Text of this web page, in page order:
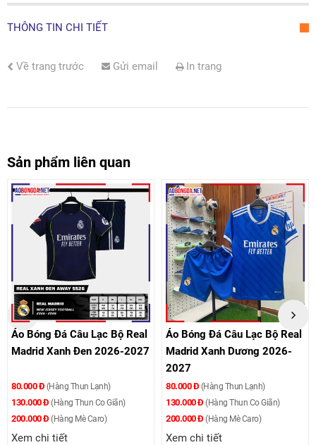
THÔNG TIN CHI TIẾT
Về trang trước Gửi email In trang
Sản phẩm liên quan
Áo Bóng Đá Câu Lạc Bộ Real
Madrid Xanh Đen 2026-2027
80.000 Đ (Hàng Thun Lạnh)
130.000 Đ (Hàng Thun Co Giãn)
200.000 Đ (Hàng Mè Caro)
Xem chi tiết
Áo Bóng Đá Câu Lạc Bộ Real
Madrid Xanh Dương 2026-
2027
80.000 Đ (Hàng Thun Lạnh)
130.000 Đ (Hàng Thun Co Giãn)
200.000 Đ (Hàng Mè Caro)
Xem chi tiết